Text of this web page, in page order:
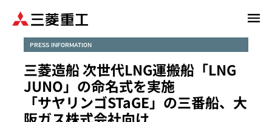
PRESS INFORMATION
三菱造船 次世代LNG運搬船「LNG
JUNO」の命名式を実施
「サヤリンゴSTaGE」の三番船、大